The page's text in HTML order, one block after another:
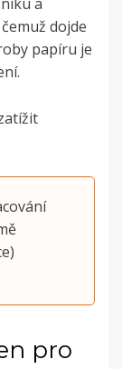
dojde
papíru je
pro